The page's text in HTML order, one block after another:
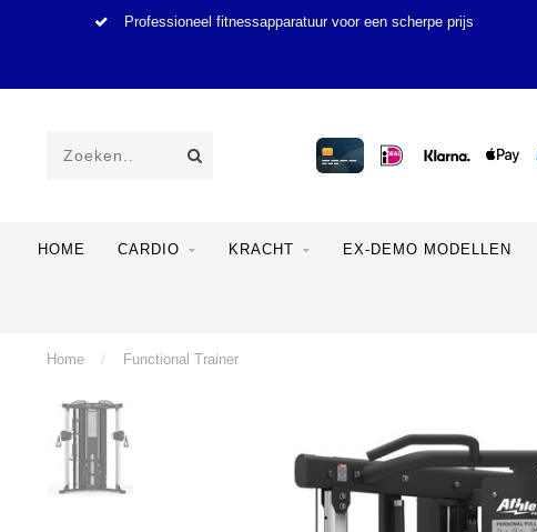
Professioneel fitnessapparatuur voor een scherpe prijs
HOME CARDIO KRACHT EX-DEMO MODELLEN
Home / Functional Trainer